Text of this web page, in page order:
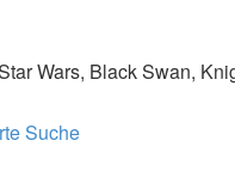
Wars, Black Swan,
Suche